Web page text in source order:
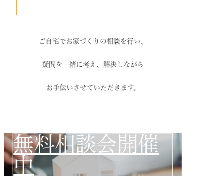
ご自宅でお家づくりの相談を行い、
疑問を一緒に考え、解決しながら
お手伝いさせていただきます。
無料相談会開催
中